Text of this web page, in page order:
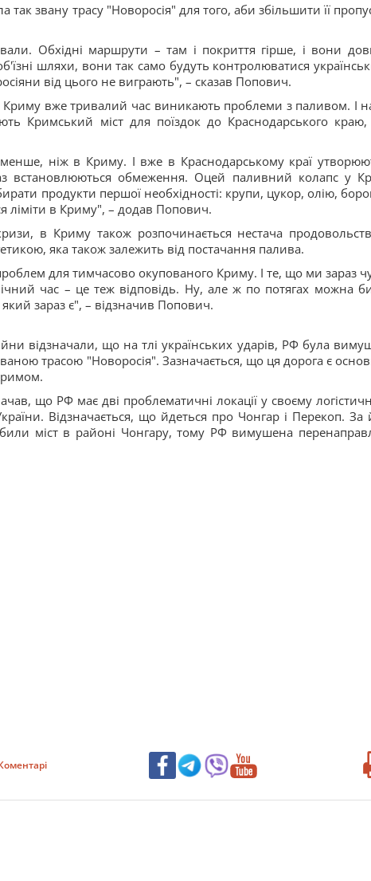
звану трасу "Новоросія" для того, аби збільшити її
Обхідні маршрути – там і покриття гірше, і вони
шляхи, вони так само будуть контролюватися
від цього не виграють", – сказав Попович.
Криму вже тривалий час виникають проблеми з паливом. І
Кримський міст для поїздок до Краснодарського
ніж в Криму. І вже в Краснодарському краї
встановлюються обмеження. Оцей паливний колапс у
продукти першої необхідності: крупи, цукор, олію,
ліміти в Криму", – додав Попович.
в Криму також розпочинається нестача
яка також залежить від постачання палива.
для тимчасово окупованого Криму. І те, що ми зараз
час – це теж відповідь. Ну, але ж по потягах можна
зараз є", – відзначив Попович.
відзначали, що на тлі українських ударів, РФ була
трасою "Новоросія". Зазначається, що ця дорога є
що РФ має дві проблематичні локації у своєму
Відзначається, що йдеться про Чонгар і Перекоп. За
міст в районі Чонгару, тому РФ вимушена